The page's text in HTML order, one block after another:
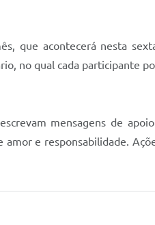
que acontecerá nesta
no qual cada participante
mensagens de
e responsabilidade.